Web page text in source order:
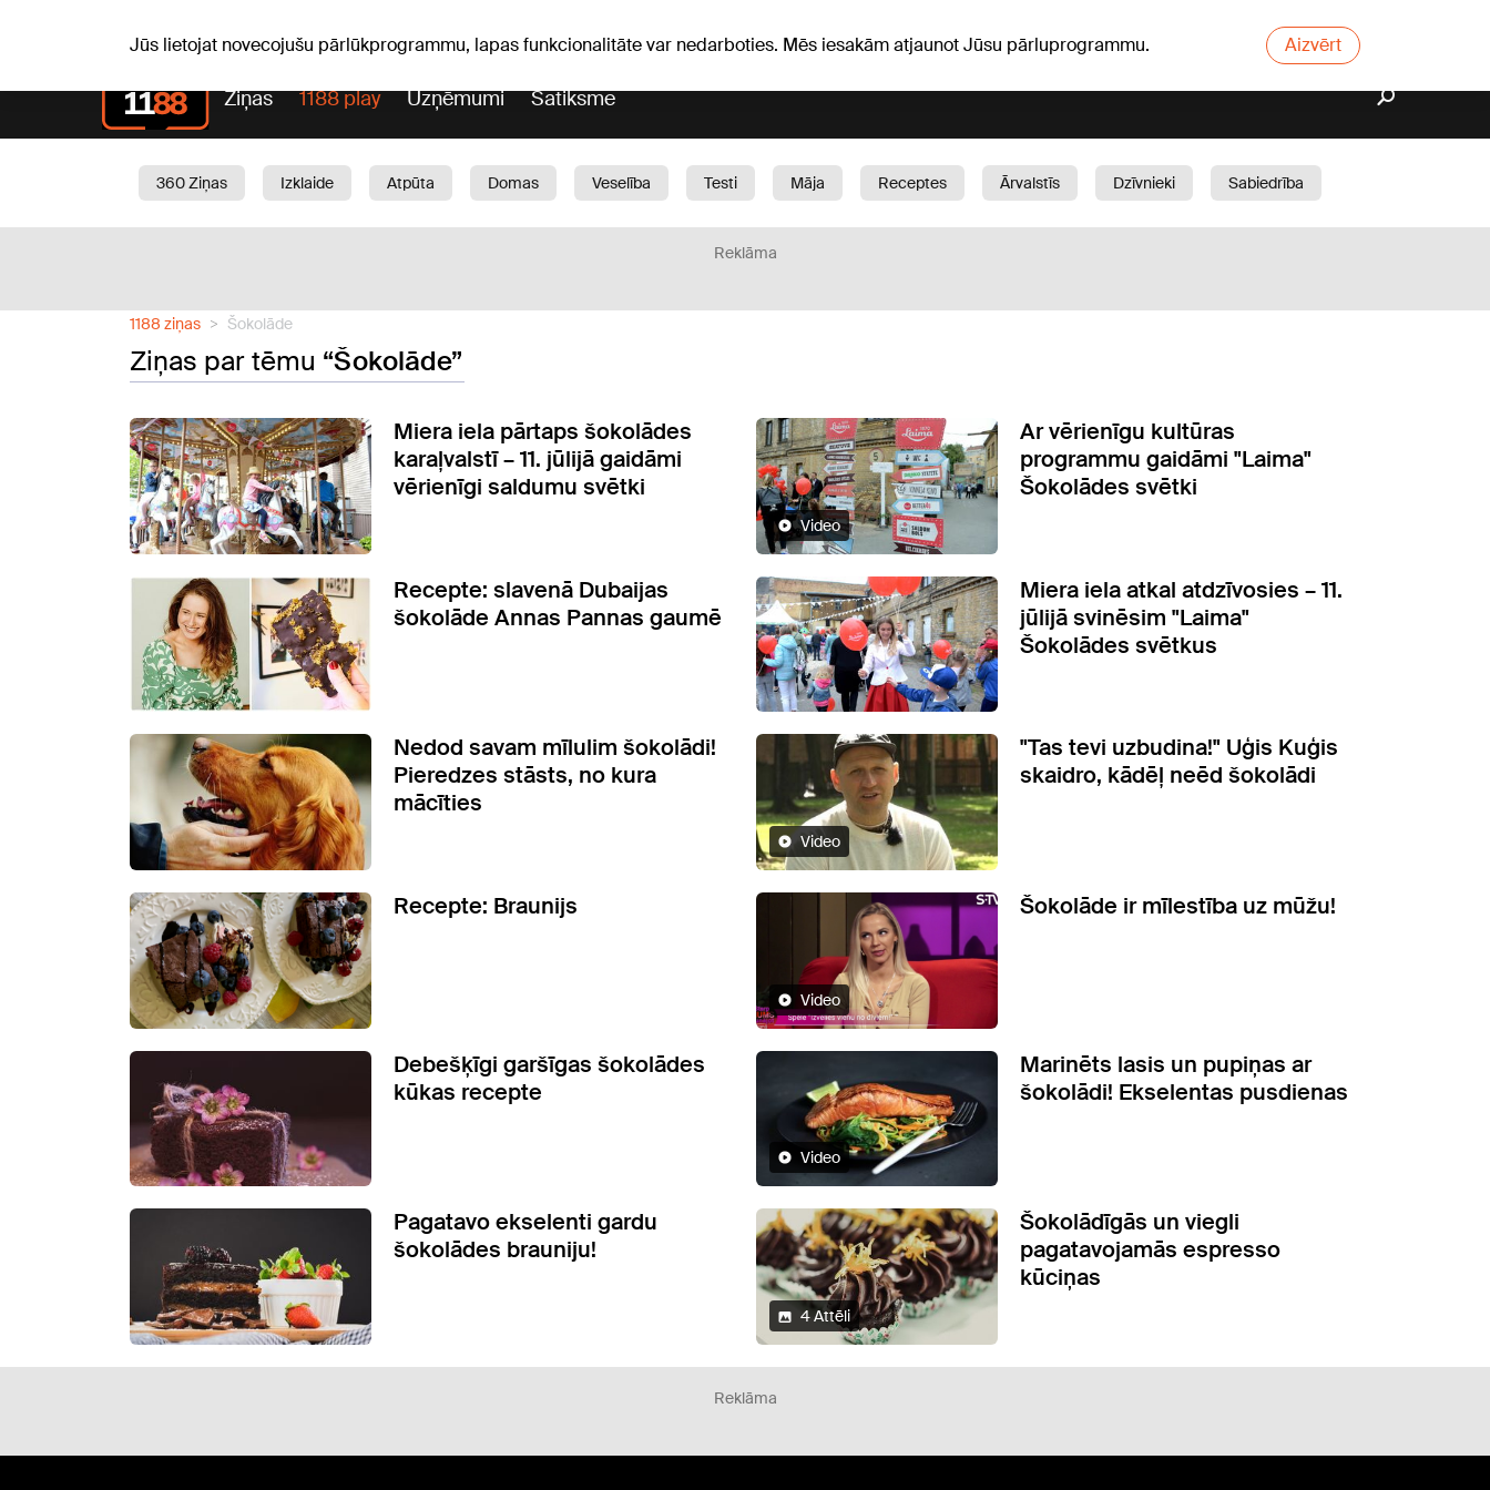
Jūs lietojat novecojušu pārlūkprogrammu, lapas funkcionalitāte var nedarboties. Mēs iesakām atjaunot Jūsu pārluprogrammu. Aizvērt
Ziņas 1188 play Uzņēmumi Satiksme
360 Ziņas Izklaide Atpūta Domas Veselība Testi Māja Receptes Ārvalstīs Dzīvnieki
Sabiedrība
Reklāma
1188 ziņas Šokolāde
Ziņas par tēmu “Šokolāde”
Miera iela pārtaps šokolādes
karaļvalstī – 11. jūlijā gaidāmi
vērienīgi saldumu svētki
Video
Ar vērienīgu kultūras
programmu gaidāmi "Laima"
Šokolādes svētki
Recepte: slavenā Dubaijas
šokolāde Annas Pannas gaumē
Miera iela atkal atdzīvosies – 11.
jūlijā svinēsim "Laima"
Šokolādes svētkus
Nedod savam mīlulim šokolādi!
Pieredzes stāsts, no kura
mācīties
Video
"Tas tevi uzbudina!" Uģis Kuģis
skaidro, kādēļ neēd šokolādi
Recepte: Braunijs
Video
Šokolāde ir mīlestība uz mūžu!
Debešķīgi garšīgas šokolādes
kūkas recepte
Video
Marinēts lasis un pupiņas ar
šokolādi! Ekselentas pusdienas
Pagatavo ekselenti gardu
šokolādes brauniju!
4 Attēli
Šokolādīgās un viegli
pagatavojamās espresso
kūciņas
Reklāma